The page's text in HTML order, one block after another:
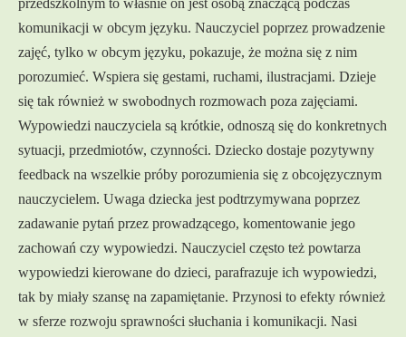
przedszkolnym to właśnie on jest osobą znaczącą podczas
komunikacji w obcym języku. Nauczyciel poprzez prowadzenie
zajęć, tylko w obcym języku, pokazuje, że można się z nim
porozumieć. Wspiera się gestami, ruchami, ilustracjami. Dzieje
się tak również w swobodnych rozmowach poza zajęciami.
Wypowiedzi nauczyciela są krótkie, odnoszą się do konkretnych
sytuacji, przedmiotów, czynności. Dziecko dostaje pozytywny
feedback na wszelkie próby porozumienia się z obcojęzycznym
nauczycielem. Uwaga dziecka jest podtrzymywana poprzez
zadawanie pytań przez prowadzącego, komentowanie jego
zachowań czy wypowiedzi. Nauczyciel często też powtarza
wypowiedzi kierowane do dzieci, parafrazuje ich wypowiedzi,
tak by miały szansę na zapamiętanie. Przynosi to efekty również
w sferze rozwoju sprawności słuchania i komunikacji. Nasi